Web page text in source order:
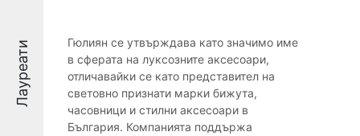
Лауреати
Гюлиян се утвърждава като значимо име
в сферата на луксозните аксесоари,
отличавайки се като представител на
световно признати марки бижута,
часовници и стилни аксесоари в
България. Компанията поддържа